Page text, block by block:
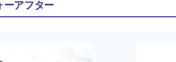
ーアフター